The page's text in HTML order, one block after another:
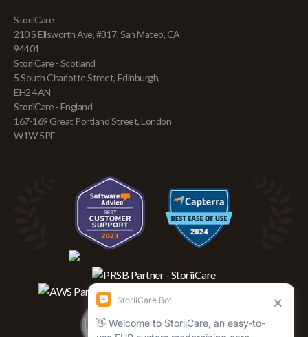
StoriiCare
210 S Ellsworth Ave, #317, San Mateo, CA
94401
StoriiCare - Scotland
5 South Charlotte Street, Edinburgh,
EH2 4AN
StoriiCare - England
167-169 Great Portland Street, London
W1W 5PF